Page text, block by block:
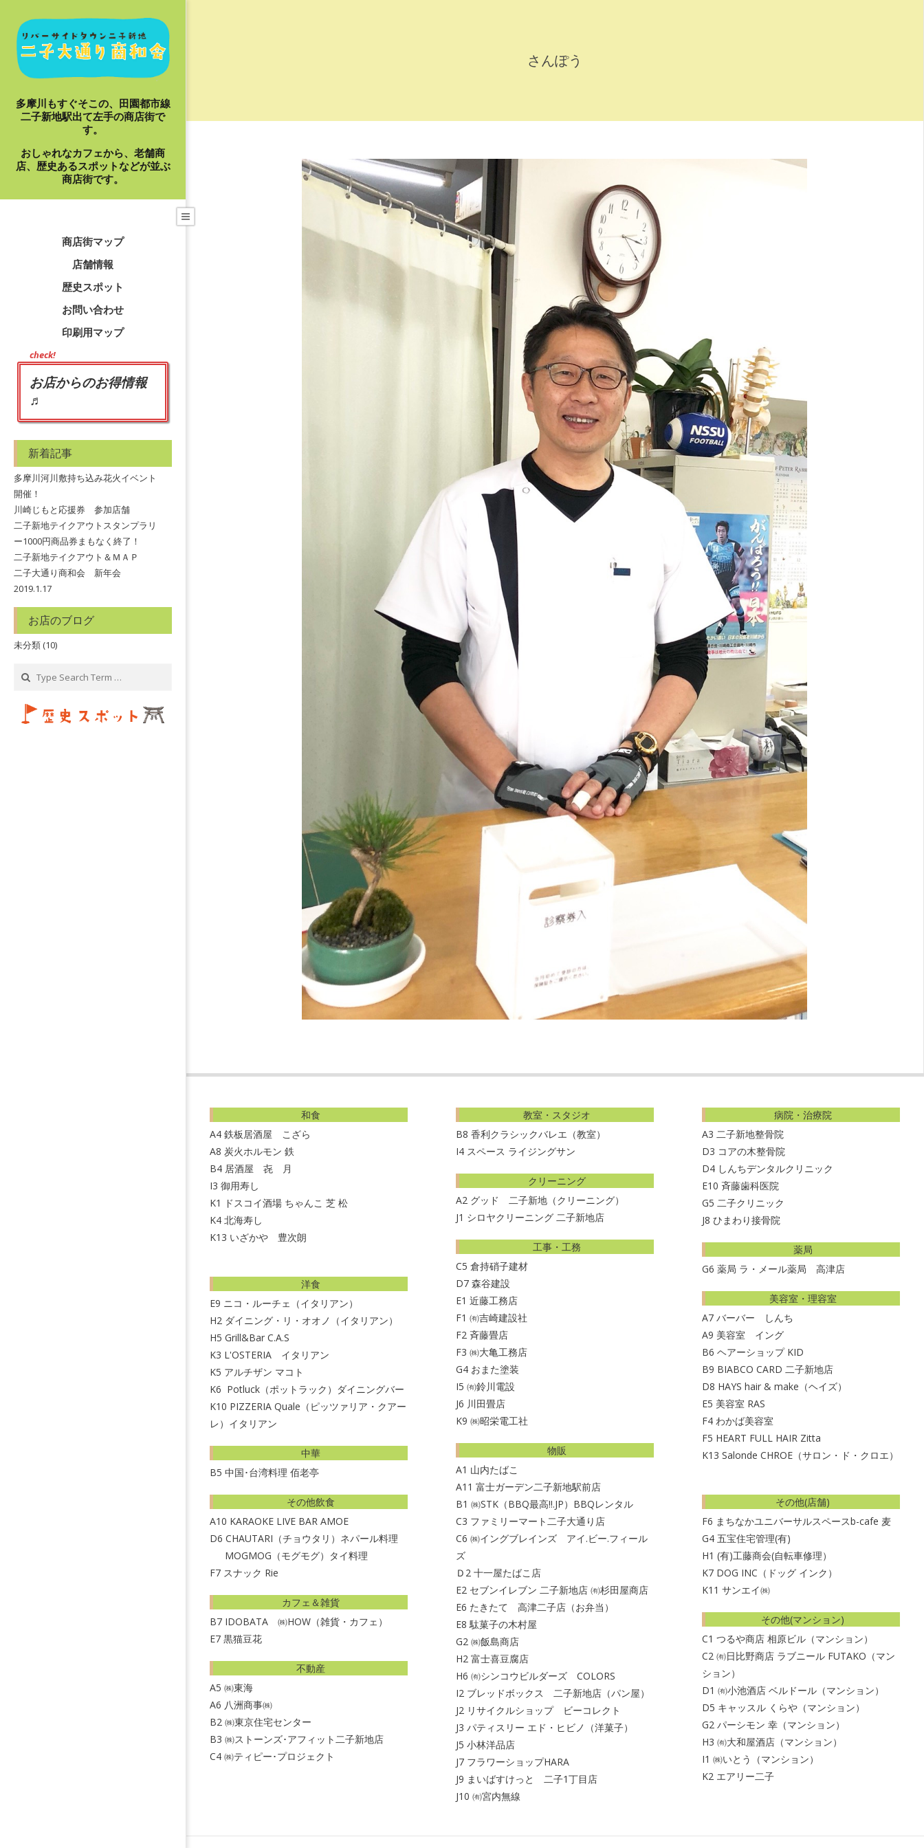
content
多摩川もすぐそこの、田園都市線
二子新地駅出て左手の商店街で
す。
おしゃれなカフェから、老舗商
店、歴史あるスポットなどが並ぶ
商店街です。
商店街マップ
店舗情報
歴史スポット
お問い合わせ
印刷用マップ
check!
お店からのお得情報
♬
新着記事
多摩川河川敷持ち込み花火イベント
開催！
川崎じもと応援券 参加店舗
二子新地テイクアウトスタンプラリ
ー1000円商品券まもなく終了！
二子新地テイクアウト＆ＭＡＰ
二子大通り商和会 新年会
2019.1.17
お店のブログ
未分類 (10)
さんぽう
さ
ぽ
06-
和食
A4 鉄板居酒屋 こざら
A8 炭火ホルモン 鉄
B4 居酒屋 㐂 月
I3 御用寿し
K1
ドスコイ酒場 ちゃんこ 芝 松
K4 北海寿し
K13 いざかや 豊次朗
洋食
E9 ニコ・ルーチェ（イタリアン）
H2 ダイニング・リ・オオノ（イタリアン）
H5 Grill&Bar C.A.S
K3 L'OSTERIA イタリアン
K5 アルチザン マコト
K6 Potluck（ポットラック）ダイニングバー
K10 PIZZERIA Quale（ピッツァリア・クアー
レ）イタリアン
中華
B5 中国･台湾料理 佰老亭
その他飲食
A10 KARAOKE LIVE BAR AMOE
D6 CHAUTARI（チョウタリ）ネパール料理
MOGMOG（モグモグ）タイ料理
F7 スナック Rie
カフェ＆雑貨
B7 IDOBATA ㈱HOW（雑貨・カフェ）
E7 黒猫豆花
不動産
A5 ㈱東海
A6 八洲商事㈱
B2 ㈱東京住宅センター
B3 ㈱ストーンズ･アフィット二子新地店
C4 ㈱ティピー･プロジェクト
教室・スタジオ
B8 香利クラシックバレエ（教室）
I4 スペース ライジングサン
クリーニング
A2 グッド 二子新地（クリーニング）
J1 シロヤクリーニング 二子新地店
工事・工務
C5 倉持硝子建材
D7 森谷建設
E1 近藤工務店
F1 ㈲吉崎建設社
F2 斉藤畳店
F3 ㈱大亀工務店
G4 おまた塗装
I5 ㈲鈴川電設
J6 川田畳店
K9 ㈱昭栄電工社
物販
A1 山内たばこ
A11 富士ガーデン二子新地駅前店
B1 ㈱STK（BBQ最高!!.JP）BBQレンタル
C3 ファミリーマート二子大通り店
C6 ㈱イングブレインズ アイ.ビー.フィール
ズ
Ｄ2 十一屋たばこ店
E2 セブンイレブン 二子新地店 ㈲杉田屋商店
E6 たきたて 高津二子店（お弁当）
E8駄菓子の木村屋
G2 ㈱飯島商店
H2 富士喜豆腐店
H6 ㈲シンコウビルダーズ COLORS
I2 ブレッドボックス 二子新地店（パン屋）
J2 リサイクルショップ ビーコレクト
J3 パティスリー エド・ヒビノ（洋菓子）
J5 小林洋品店
J7 フラワーショップHARA
J9 まいばすけっと 二子1丁目店
J10 ㈲宮内無線
病院・治療院
A3 二子新地整骨院
D3 コアの木整骨院
D4 しんちデンタルクリニック
E10 斉藤歯科医院
G5 二子クリニック
J8 ひまわり接骨院
薬局
G6 薬局 ラ・メール薬局 高津店
美容室・理容室
A7 バーバー しんち
A9 美容室 イング
B6 ヘアーショップ KID
B9 BIABCO CARD 二子新地店
D8 HAYS hair & make（ヘイズ）
E5 美容室 RAS
F4 わかば美容室
F5 HEART FULL HAIR Zitta
K13 Salonde CHROE（サロン・ド・クロエ）
その他(店舗)
F6 まちなかユニバーサルスペースb-cafe 麦
G4 五宝住宅管理(有)
H1 (有)工藤商会(自転車修理）
K7 DOG INC（ドッグ インク）
K11 サンエイ㈱
その他(マンション)
C1 つるや商店 相原ビル（マンション）
C2 ㈲日比野商店 ラブニール FUTAKO（マン
ション）
D1 ㈲小池酒店 ベルドール（マンション）
D5 キャッスル くらや（マンション）
G2 パーシモン 幸（マンション）
H3 ㈲大和屋酒店（マンション）
I1 ㈱いとう（マンション）
K2 エアリー二子